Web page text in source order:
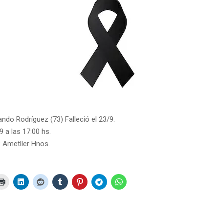
Rodríguez (73) Falleció el 23/9.
a las 17:00 hs.
Ametller Hnos.